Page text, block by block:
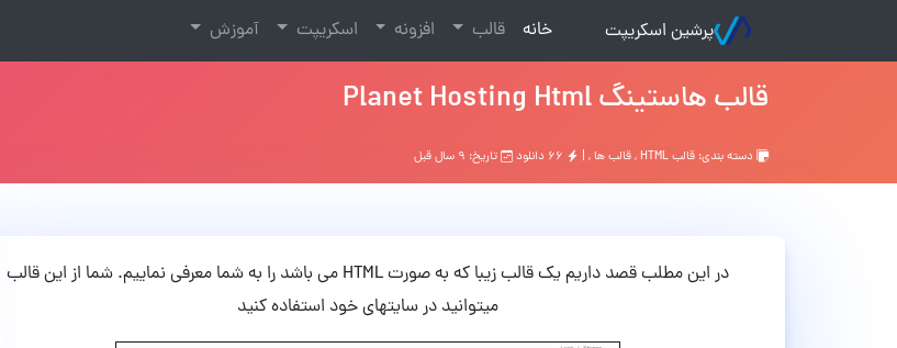
پرشین اسکریپت خانه
(current) قالب افزونه اسکریپت آموزش
قالب هاستینگ Planet Hosting Html
دسته بندی: قالب HTML ,قالب ها, | تاریخ: ۹ سال قبل
در این مطلب قصد داریم یک قالب زیبا که به صورت HTML می باشد را به شما معرفی نماییم. شما از این قالب
میتوانید در سایتهای خود استفاده کنید